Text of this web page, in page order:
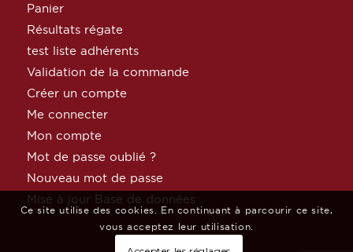
Panier
Résultats régate
test liste adhérents
Validation de la commande
Créer un compte
Me connecter
Mon compte
Mot de passe oublié ?
Nouveau mot de passe
Mise à jour Base de données
Ce site utilise des cookies. En continuant à parcourir ce site,
vous acceptez leur utilisation.